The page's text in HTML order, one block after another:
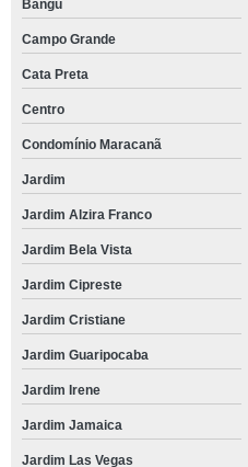
Bangú
Campo Grande
Cata Preta
Centro
Condomínio Maracanã
Jardim
Jardim Alzira Franco
Jardim Bela Vista
Jardim Cipreste
Jardim Cristiane
Jardim Guaripocaba
Jardim Irene
Jardim Jamaica
Jardim Las Vegas